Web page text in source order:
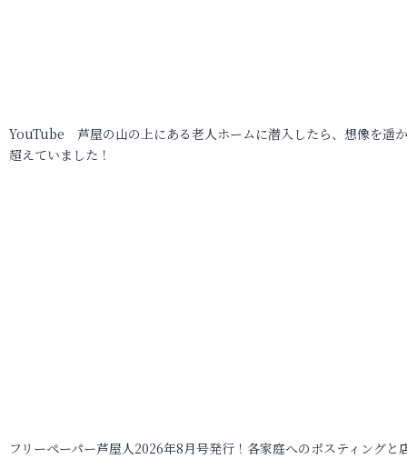
YouTube 芦屋の山の上にある老人ホームに潜入したら、想像を遥
超えていました！
フリーペーパー芦屋人2026年8月号発行！各家庭へのポスティングと